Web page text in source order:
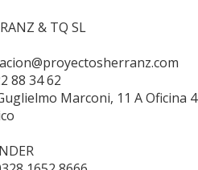
& TQ SL
88 34 62
Marconi, 11 A Oficina 4